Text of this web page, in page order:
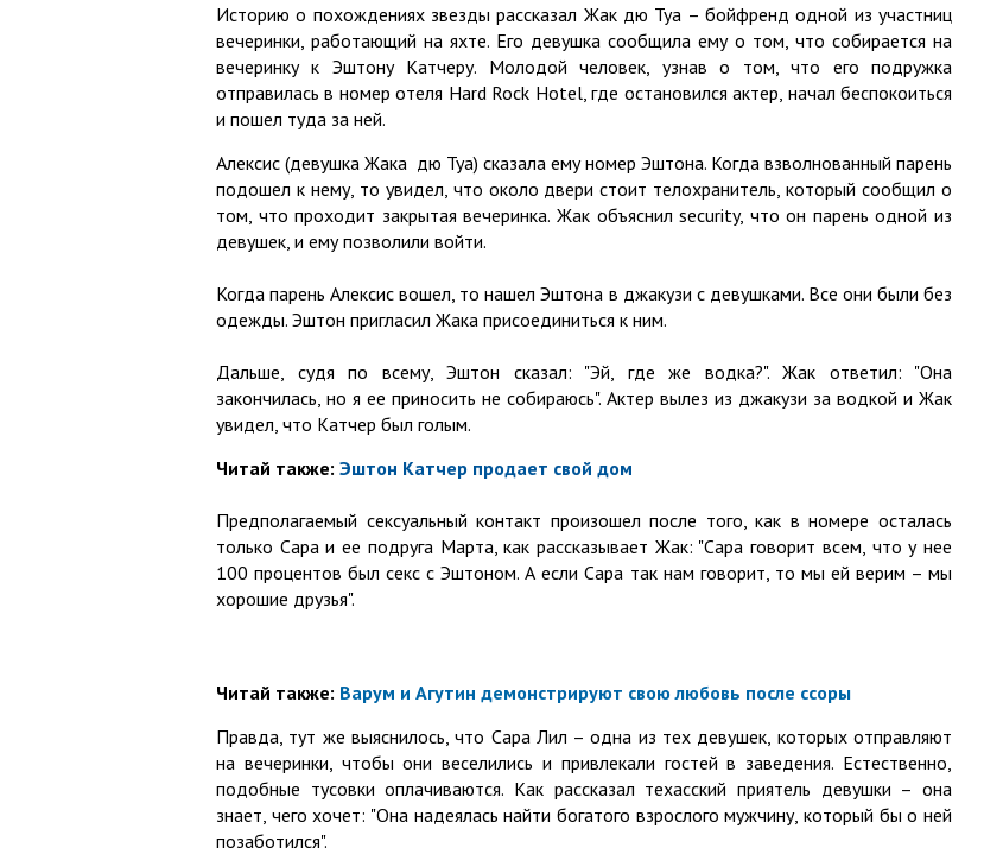
Историю о похождениях звезды рассказал Жак дю Туа – бойфренд одной из участниц
вечеринки, работающий на яхте. Его девушка сообщила ему о том, что собирается на
вечеринку к Эштону Катчеру. Молодой человек, узнав о том, что его подружка
отправилась в номер отеля Hard Rock Hotel, где остановился актер, начал беспокоиться
и пошел туда за ней.
Алексис (девушка Жака дю Туа) сказала ему номер Эштона. Когда взволнованный парень
подошел к нему, то увидел, что около двери стоит телохранитель, который сообщил о
том, что проходит закрытая вечеринка. Жак объяснил security, что он парень одной из
девушек, и ему позволили войти.
Когда парень Алексис вошел, то нашел Эштона в джакузи с девушками. Все они были без
одежды. Эштон пригласил Жака присоединиться к ним.
Дальше, судя по всему, Эштон сказал: "Эй, где же водка?". Жак ответил: "Она
закончилась, но я ее приносить не собираюсь". Актер вылез из джакузи за водкой и Жак
увидел, что Катчер был голым.
Читай также: Эштон Катчер продает свой дом
Предполагаемый сексуальный контакт произошел после того, как в номере осталась
только Сара и ее подруга Марта, как рассказывает Жак: "Сара говорит всем, что у нее
100 процентов был секс с Эштоном. А если Сара так нам говорит, то мы ей верим – мы
хорошие друзья".
Читай также: Варум и Агутин демонстрируют свою любовь после ссоры
Правда, тут же выяснилось, что Сара Лил – одна из тех девушек, которых отправляют
на вечеринки, чтобы они веселились и привлекали гостей в заведения. Естественно,
подобные тусовки оплачиваются. Как рассказал техасский приятель девушки – она
знает, чего хочет: "Она надеялась найти богатого взрослого мужчину, который бы о ней
позаботился".